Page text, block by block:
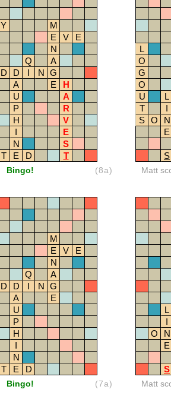
Y
M
E V
E
N
Q
A
D D I N G
A E
H
U
A
P
R
H
V
I
E
N
S
T E D T
Bingo! (8a)
L
O
G
O
U
L
T
I
S O
N
E
S
Matt
M
E V
E
N
Q
A
D D I N G
A
E
U
P
H
I
N
T E D
Bingo! (7a)
L
I
O
N
E
S
Matt